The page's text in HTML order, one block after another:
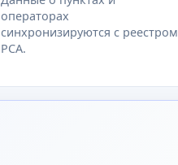
операторах
синхронизируются с реестром
РСА.